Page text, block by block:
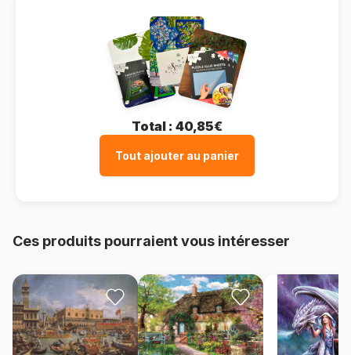
Total : 40,85€
Tout ajouter au panier
Ces produits pourraient vous intéresser